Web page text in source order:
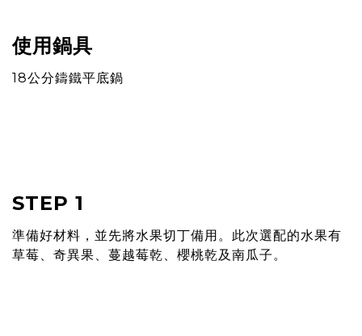
使用鍋具
18公分鑄鐵平底鍋
STEP 1
準備好材料，並先將⽔果切丁備用。此次選配的水果有
草莓、奇異果、蔓越莓乾、櫻桃乾及南瓜⼦。